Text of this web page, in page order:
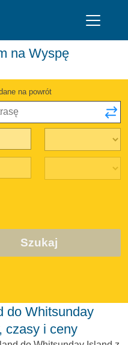
na powrót
Szukaj
czasy i ceny